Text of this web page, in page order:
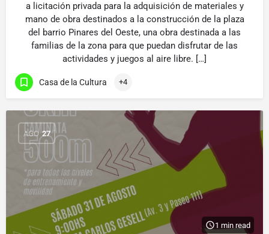
a licitación privada para la adquisición de materiales y
mano de obra destinados a la construcción de la plaza
del barrio Pinares del Oeste, una obra destinada a las
familias de la zona para que puedan disfrutar de las
actividades y juegos al aire libre. […]
Casa de la Cultura +4
AGO 27
1 min read